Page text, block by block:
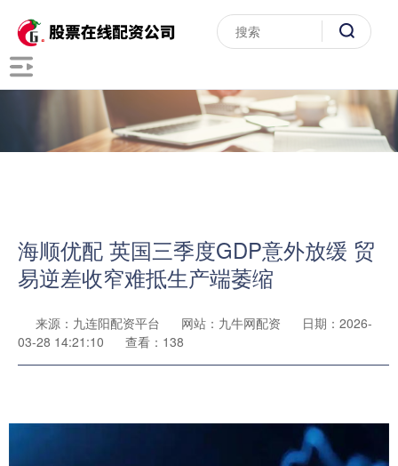
海顺优配 英国三季度GDP意外放缓 贸
易逆差收窄难抵生产端萎缩
来源：九连阳配资平台 网站：九牛网配资
日期：2026-
03-28 14:21:10
查看：138